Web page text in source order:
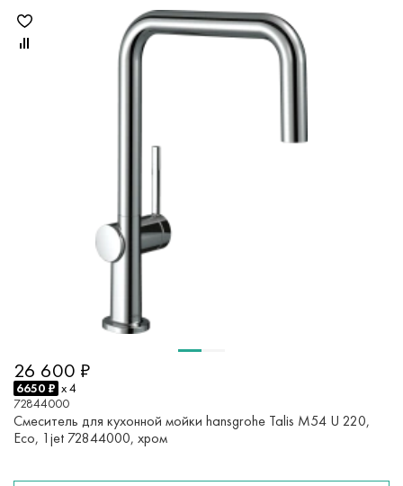
26 600 ₽
6650 ₽ x 4
72844000
Смеситель для кухонной мойки hansgrohe Talis M54 U 220,
Eco, 1jet 72844000, хром